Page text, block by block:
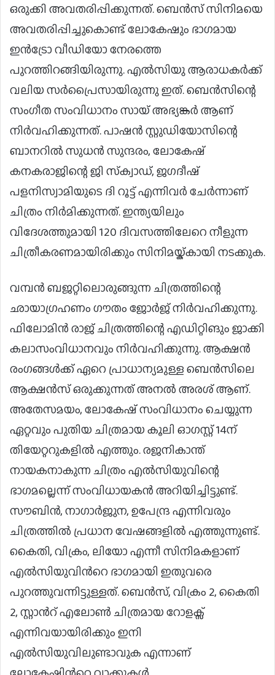
ഒരുക്കി അവതരിപ്പിക്കുന്നത്. ബെന്‍സ് സിനിമയെ
അവതരിപ്പിച്ചുകൊണ്ട് ലോകേഷും ഭാഗമായ
ഇന്‍ട്രോ വീഡിയോ നേരത്തെ
പുറത്തിറങ്ങിയിരുന്നു. എല്‍സിയു ആരാധകര്‍ക്ക്
വലിയ സര്‍പ്രൈസായിരുന്നു ഇത്. ബെന്‍സിന്റെ
സംഗീത സംവിധാനം സായ് അഭ്യങ്കര്‍ ആണ്
നിര്‍വഹിക്കുന്നത്. പാഷന്‍ സ്റ്റുഡിയോസിന്റെ
ബാനറില്‍ സുധന്‍ സുന്ദരം, ലോകേഷ്
കനകരാജിന്റെ ജി സ്‌ക്വാഡ്, ജഗദീഷ്
പളനിസ്വാമിയുടെ ദി റൂട്ട് എന്നിവര്‍ ചേര്‍ന്നാണ്
ചിത്രം നിര്‍മിക്കുന്നത്. ഇന്ത്യയിലും
വിദേശത്തുമായി 120 ദിവസത്തിലേറെ നീളുന്ന
ചിത്രീകരണമായിരിക്കും സിനിമയ്ക്കായി നടക്കുക.
വമ്പന്‍ ബജറ്റിലൊരുങ്ങുന്ന ചിത്രത്തിന്റെ
ഛായാഗ്രഹണം ഗൗതം ജോര്‍ജ് നിര്‍വഹിക്കുന്നു.
ഫിലോമിന്‍ രാജ് ചിത്രത്തിന്റെ എഡിറ്റിങും ജാക്കി
കലാസംവിധാനവും നിര്‍വഹിക്കുന്നു. ആക്ഷന്‍
രംഗങ്ങള്‍ക്ക് ഏറെ പ്രാധാന്യമുള്ള ബെന്‍സിലെ
ആക്ഷന്‍സ് ഒരുക്കുന്നത് അനല്‍ അരശ് ആണ്.
അതേസമയം, ലോകേഷ് സംവിധാനം ചെയ്യുന്ന
ഏറ്റവും പുതിയ ചിത്രമായ കൂലി ഓഗസ്റ്റ് 14ന്
തിയേറ്ററുകളില്‍ എത്തും. രജനികാന്ത്
നായകനാകുന്ന ചിത്രം എല്‍സിയുവിന്റെ
ഭാഗമല്ലെന്ന് സംവിധായകന്‍ അറിയിച്ചിട്ടുണ്ട്.
സൗബിന്‍, നാഗാര്‍ജുന, ഉപേന്ദ്ര എന്നിവരും
ചിത്രത്തില്‍ പ്രധാന വേഷങ്ങളില്‍ എത്തുന്നുണ്ട്.
കെെതി, വിക്രം, ലിയോ എന്നീ സിനിമകളാണ്
എല്‍സിയുവിന്‍റെ ഭാഗമായി ഇതുവരെ
പുറത്തുവന്നിട്ടുള്ളത്. ബെന്‍സ്, വിക്രം 2, കെെതി
2, സ്റ്റാന്‍റ് എലോണ്‍ ചിത്രമായ റോളക്സ്
എന്നിവയായിരിക്കും ഇനി
എല്‍സിയുവിലുണ്ടാവുക എന്നാണ്